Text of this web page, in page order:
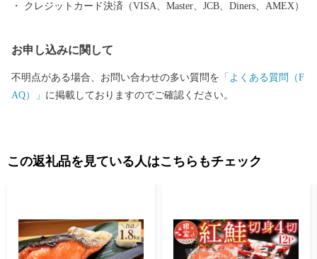
クレジットカード決済（VISA、Master、JCB、Diners、AMEX）
お申し込みに関して
不明点がある場合、お問い合わせの多い質問を 「よくある質問（F
AQ）」 に掲載しておりますのでご確認ください。
この返礼品を見ている人はこちらもチェック